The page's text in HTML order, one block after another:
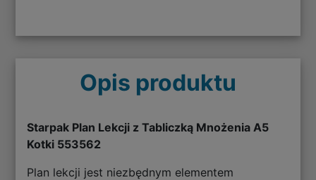
Opis produktu
Starpak Plan Lekcji z Tabliczką Mnożenia A5
Kotki 553562
Plan lekcji jest niezbędnym elementem